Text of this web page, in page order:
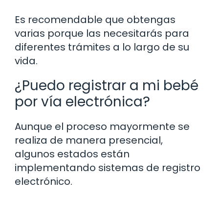
Es recomendable que obtengas
varias porque las necesitarás para
diferentes trámites a lo largo de su
vida.
¿Puedo registrar a mi bebé
por vía electrónica?
Aunque el proceso mayormente se
realiza de manera presencial,
algunos estados están
implementando sistemas de registro
electrónico.